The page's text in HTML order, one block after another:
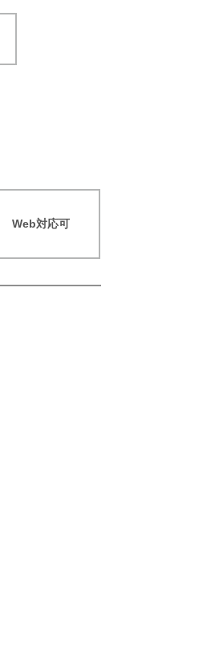
Web対応可